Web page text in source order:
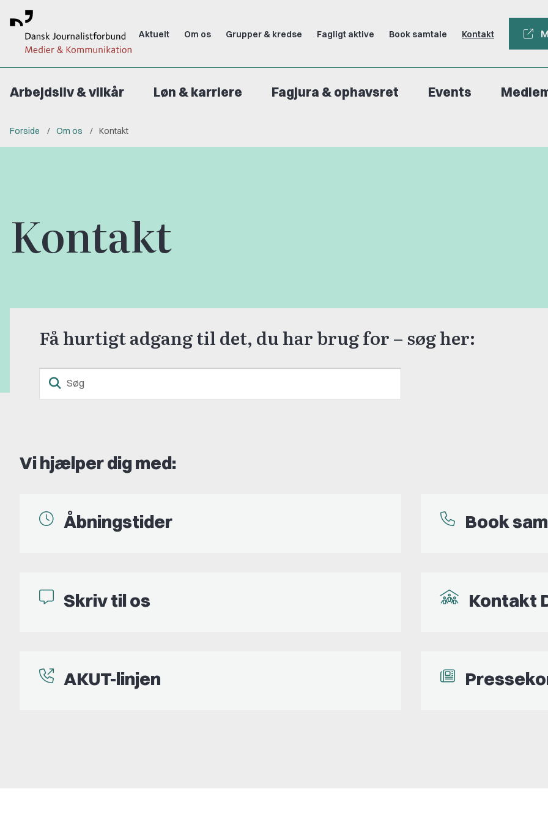
Aktuelt Om os Grupper & kredse Fagligt aktive Book samtale Kontakt
Arbejdsliv & vilkår Løn & karriere Fagjura & ophavsret Events
Forside Om os Kontakt
Kontakt
Få hurtigt adgang til det, du har brug for – søg her:
Vi hjælper dig med:
Åbningstider Book
Skriv til os Kontakt
AKUT-linjen